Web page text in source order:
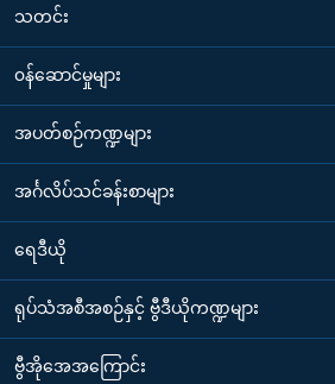
သတင်း
၀န်ဆောင်မှုများ
အပတ်စဉ်ကဏ္ဍများ
အင်္ဂလိပ်သင်ခန်းစာများ
ရေဒီယို
ရုပ်သံအစီအစဉ်နှင့် ဗွီဒီယိုကဏ္ဍများ
ဗွီအိုအေအကြောင်း